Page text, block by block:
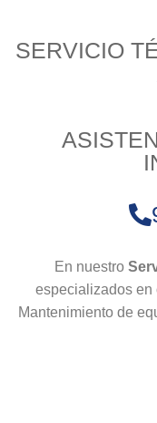
SERVICIO
En nuestro
especializados en
Mantenimiento de